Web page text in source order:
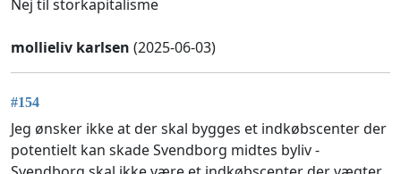
Nej til storkapitalisme
mollieliv karlsen (2025-06-03)
#154
Jeg ønsker ikke at der skal bygges et indkøbscenter der
potentielt kan skade Svendborg midtes byliv -